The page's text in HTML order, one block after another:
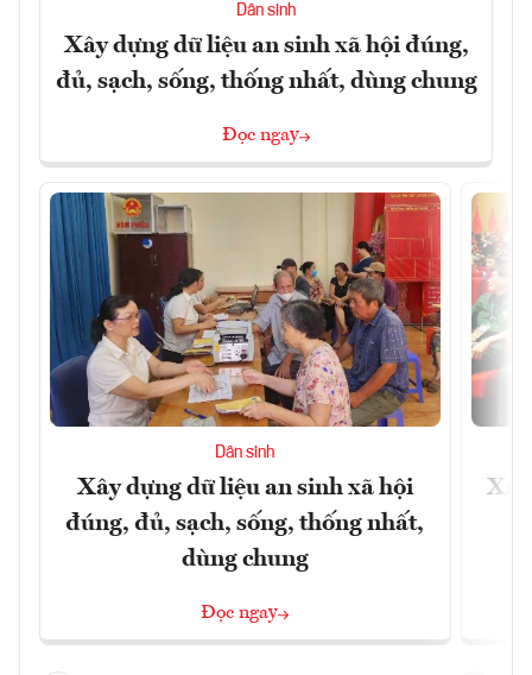
Dân sinh
Xây dựng dữ liệu an sinh xã hội đúng,
đủ, sạch, sống, thống nhất, dùng chung
Đọc ngay
Dân sinh
Xây dựng dữ liệu an sinh xã hội
đúng, đủ, sạch, sống, thống nhất,
dùng chung
Đọc ngay